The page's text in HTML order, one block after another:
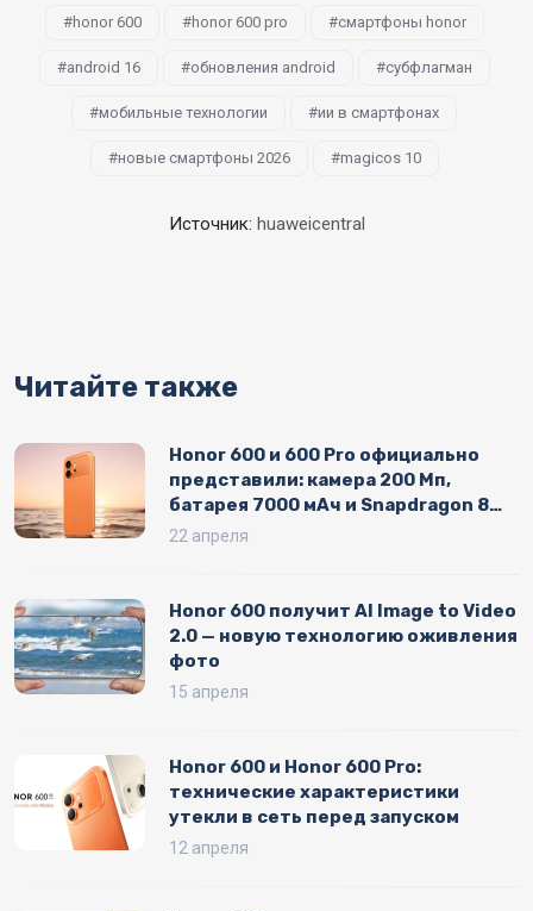
honor 600 honor 600 pro смартфоны honor
android 16 обновления android субфлагман
мобильные технологии ии в смартфонах
новые смартфоны 2026 magicos 10
Источник: huaweicentral
Читайте также
Honor 600 и 600 Pro официально
представили: камера 200 Мп,
батарея 7000 мАч и Snapdragon 8
Elite
22 апреля
Honor 600 получит AI Image to Video
2.0 — новую технологию оживления
фото
15 апреля
Honor 600 и Honor 600 Pro:
технические характеристики
утекли в сеть перед запуском
12 апреля